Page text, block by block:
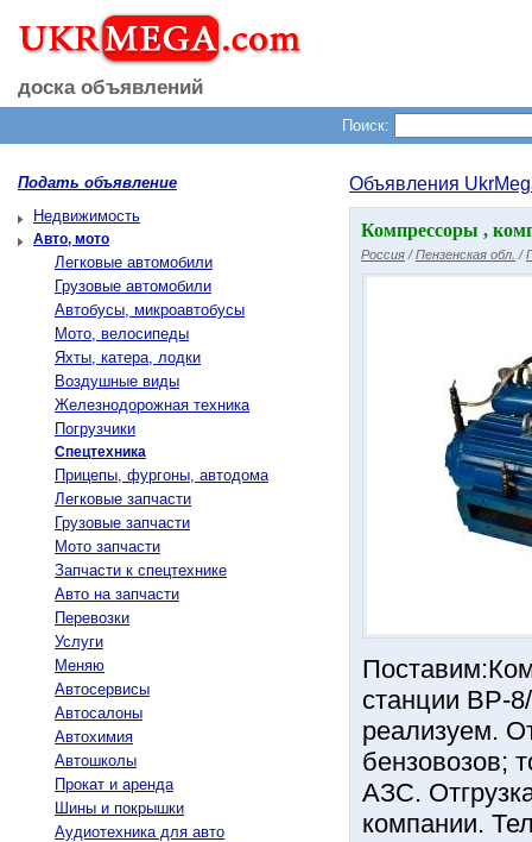
доска объявлений
Поиск:
Подать объявление
Недвижимость
Авто, мото
Легковые автомобили
Грузовые автомобили
Автобусы, микроавтобусы
Мото, велосипеды
Яхты, катера, лодки
Воздушные виды
Железнодорожная техника
Погрузчики
Спецтехника
Прицепы, фургоны, автодома
Легковые запчасти
Грузовые запчасти
Мото запчасти
Запчасти к спецтехнике
Авто на запчасти
Перевозки
Услуги
Меняю
Автосервисы
Автосалоны
Автохимия
Автошколы
Прокат и аренда
Шины и покрышки
Аудиотехника для авто
Объявления
Компрессоры ,
Россия /Пензенская обл. /
станции ВР-
реализуем.
бензовозов;
АЗС.
компании.